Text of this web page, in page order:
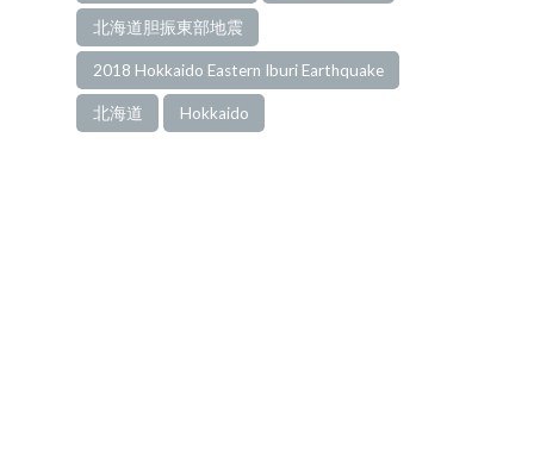
北海道胆振東部地震
2018 Hokkaido Eastern Iburi Earthquake
北海道 Hokkaido